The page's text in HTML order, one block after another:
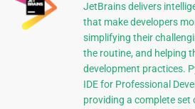
JetBrains delivers
that make developers
simplifying their
the routine, and helping
development practices.
IDE for Professional
providing a complete